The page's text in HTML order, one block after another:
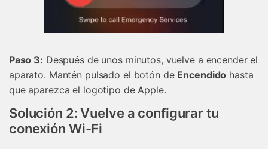
󠀰Paso 3: Después de unos minutos, vuelve a encender el
aparato. Mantén pulsado el botón de Encendido hasta
que aparezca el logotipo de Apple.
Solución 2: Vuelve a configurar tu
conexión Wi-Fi